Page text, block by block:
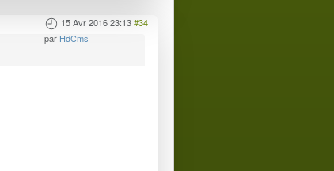
15 Avr 2016 23:13#34
par HdCms